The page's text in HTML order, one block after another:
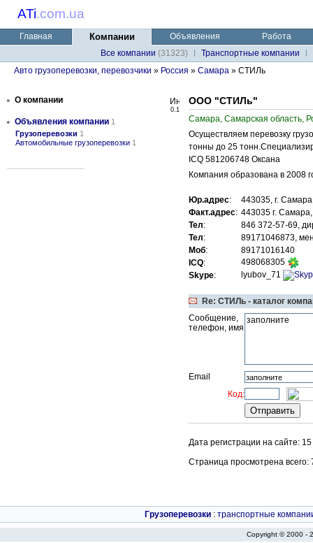
ATi.com.ua
Главная Компании Объявления
Работа
Все компании (31323)
Транспортные компании
Авто грузоперевозки, перевозчики » Россия » Самара » СТИЛь
• О компании
• Объявления компании 1
Грузоперевозки 1
Автомобильные грузоперевозки 1
0.1
ООО "СТИЛь"
Самара, Самарская область,
Осуществляем перевозку
тонны до 25
ICQ 581206748 Оксана
Компания образована в 2008
Юр.адрес:
443035, г.
Факт.адрес: 443035 г.
Тел:
846 372-57-69,
Тел:
89171046873,
Моб:
89171016140
ICQ:
498068305
Skype: lyubov_71
Re: СТИЛь - каталог
Сообщение,
телефон, имя
Email
Код:
Дата регистрации на сайте:
Страница просмотрена всего:
Грузоперевозки : транспортные
Copyright © 2000 -